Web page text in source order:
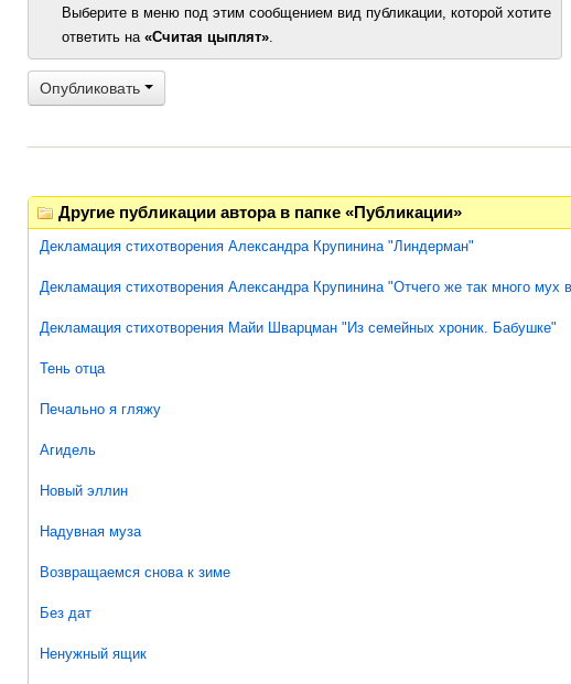
Выберите в меню под этим сообщением вид публикации, которой хотите
ответить на «Считая цыплят».
Опубликовать
Другие публикации автора в папке «Публикации»
Декламация стихотворения Александра Крупинина "Линдерман"
Декламация стихотворения Александра Крупинина "Отчего же так много мух
Декламация стихотворения Майи Шварцман "Из семейных хроник. Бабушке"
Тень отца
Печально я гляжу
Агидель
Новый эллин
Надувная муза
Возвращаемся снова к зиме
Без дат
Ненужный ящик